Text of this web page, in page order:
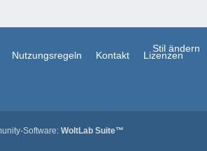
Stil ändern
Nutzungsregeln Kontakt Lizenzen
Software: WoltLab Suite™